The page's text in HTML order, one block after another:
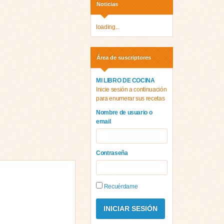
Noticias
loading...
Área de suscriptores
MI LIBRO DE COCINA
Inicie sesión a continuación
para enumerar sus recetas
Nombre de usuario o
email
Contraseña
Recuérdame